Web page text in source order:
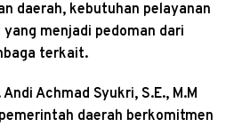
daerah, kebutuhan pelayanan
menjadi pedoman dari
terkait.
Achmad Syukri, S.E., M.M
daerah berkomitmen